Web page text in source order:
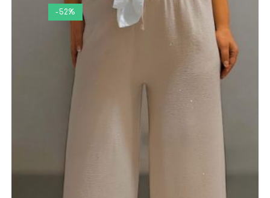
-52%